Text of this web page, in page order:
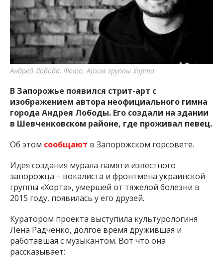
важную информацию о событиях
города Запорожья и области.
Андрей Лобода. Фото: Архив группы Хорта
В Запорожье появился стрит-арт с
изображением автора неофициального гимна
города Андрея Лободы. Его создали на здании
в Шевченковском районе, где проживал певец.
Об этом сообщают в Запорожском горсовете.
Идея создания мурала памяти известного
запорожца – вокалиста и фронтмена украинской
группы «Хорта», умершей от тяжелой болезни в
2015 году, появилась у его друзей.
Куратором проекта выступила культурологиня
Лена Радченко, долгое время дружившая и
работавшая с музыкантом. Вот что она
рассказывает: